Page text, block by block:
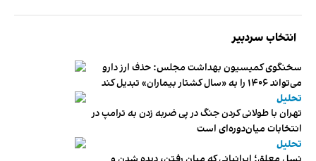
انتخاب سردبیر
سخنگوی کمیسیون بهداشت مجلس: حذف ارز دارو
می‌تواند ۱۴۰۶ را به «سال کشتار بیماران» تبدیل کند
تحلیل
تهران با طولانی کردن جنگ در پی ضربه زدن به ترامپ در
انتخابات میان‌دوره‌ای است
تحلیل